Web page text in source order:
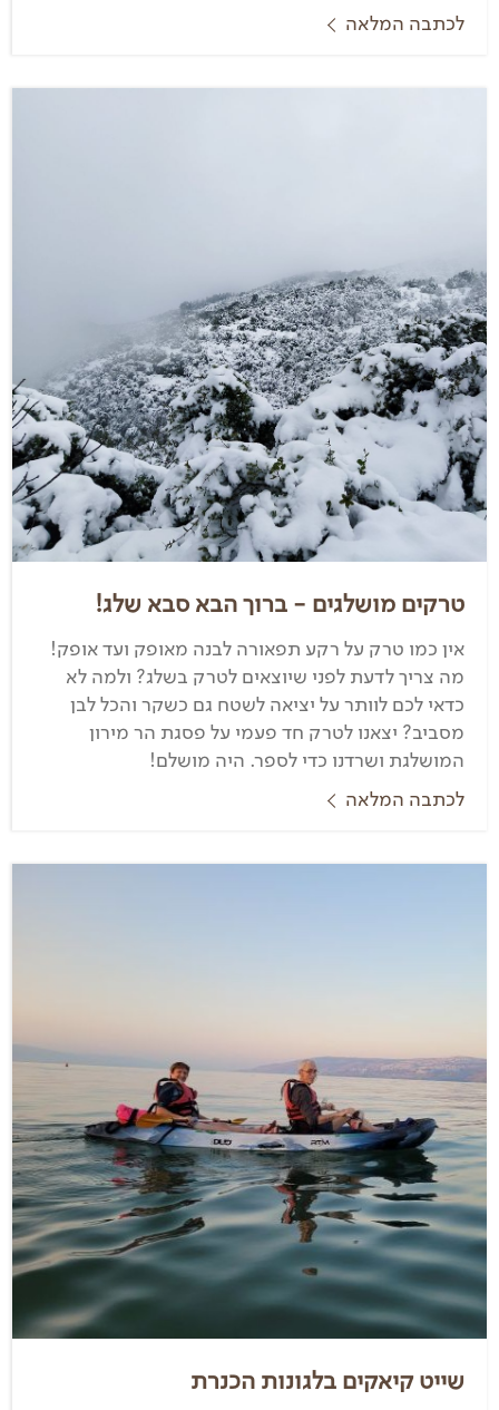
לכתבה המלאה
טרקים מושלגים - ברוך הבא סבא שלג!
אין כמו טרק על רקע תפאורה לבנה מאופק ועד אופק!
מה צריך לדעת לפני שיוצאים לטרק בשלג? ולמה לא
כדאי לכם לוותר על יציאה לשטח גם כשקר והכל לבן
מסביב? יצאנו לטרק חד פעמי על פסגת הר מירון
המושלגת ושרדנו כדי לספר. היה מושלם!
לכתבה המלאה
שייט קיאקים בלגונות הכנרת